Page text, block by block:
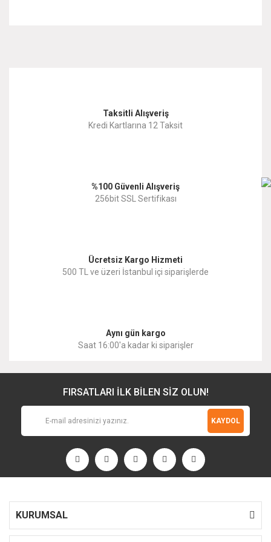
Ürün resmi kalitesiz, bozuk veya görüntülenemiyor.
Ürün fiyatı diğer sitelerden daha pahalı.
Taksitli Alışveriş
Kredi Kartlarına 12 Taksit
%100 Güvenli Alışveriş
256bit SSL Sertifikası
Ücretsiz Kargo Hizmeti
500 TL ve üzeri İstanbul içi siparişlerde
Aynı gün kargo
Saat 16:00'a kadar ki siparişler
FIRSATLARI İLK BİLEN SİZ OLUN!
KAYDOL
KURUMSAL